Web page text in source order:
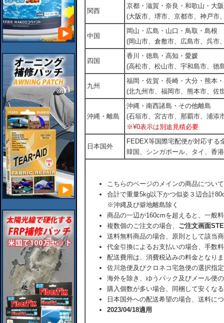
関西
京都・滋賀・奈良・和歌山・大
(大阪市、堺市、京都市、神戸市
中国
岡山・広島・山口・鳥取・島根
(岡山市、倉敷市、広島市、呉市
四国
香川・徳島・高知・愛媛
(高松市、松山市、宇和島市、徳
九州
福岡・佐賀・長崎・大分・熊本
(北九州市、福岡市、熊本市、佐
沖縄・離島
沖縄・南西諸島・その他離島
(石垣市、宮古市、那覇市、浦添
※¥0表示は別途見積必要
日本国外
FEDEX等国際宅配便が対応す
韓国、シンガポール、タイ、香
こちらのページのメインの商品につい
合計で重量5kg以下かつ似姿３辺合計
※沖縄及び僻地離島除く
商品の一辺が160cmを超えると、一般
複数個のご注文の場合、 ご注文画面
送料無料商品の場合、原則として該当
代金引換によるお支払いの場合、手数
配送費用は、消費税込みの料金となり
佐川急便及びクロネコ宅急便の選択指
海外を除き、ゆうパック及びメール便
購入個数が多い場合、同梱して安くな
日本国外への配送希望の場合、送料に
2023/04/18適用